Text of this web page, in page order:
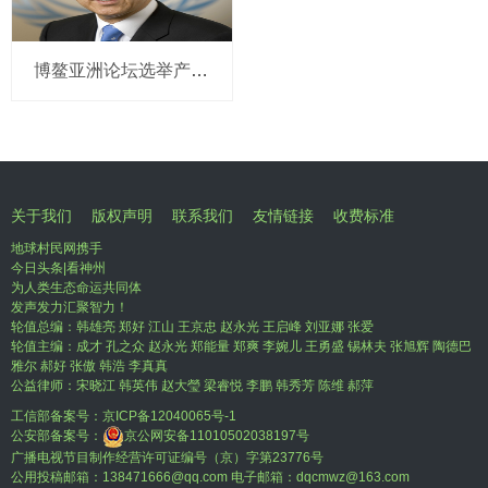
博鳌亚洲论坛选举产生新一届理事会 潘基文当选理事长
关于我们 版权声明 联系我们 友情链接 收费标准
地球村民网携手
今日头条|看神州
为人类生态命运共同体
发声发力汇聚智力！
轮值总编：韩雄亮 郑好 江山 王京忠 赵永光 王启峰 刘亚娜 张爱
轮值主编：成才 孔之众 赵永光 郑能量 郑爽 李婉儿 王勇盛 锡林夫 张旭辉 陶德巴
雅尔 郝好 张傲 韩浩 李真真
公益律师：宋晓江 韩英伟 赵大瑩 梁睿悦 李鹏 韩秀芳 陈维 郝萍
工信部备案号： 京ICP备12040065号-1
公安部备案号：
京公网安备11010502038197号
广播电视节目制作经营许可证编号（京）字第23776号
公用投稿邮箱：138471666@qq.com 电子邮箱：dqcmwz@163.com